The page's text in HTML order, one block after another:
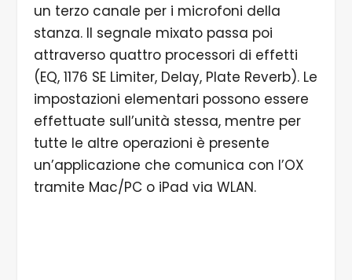
un terzo canale per i microfoni della
stanza. Il segnale mixato passa poi
attraverso quattro processori di effetti
(EQ, 1176 SE Limiter, Delay, Plate Reverb). Le
impostazioni elementari possono essere
effettuate sull’unità stessa, mentre per
tutte le altre operazioni è presente
un’applicazione che comunica con l’OX
tramite Mac/PC o iPad via WLAN.